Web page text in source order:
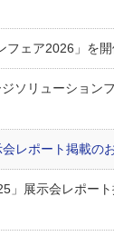
フェア2026」を開
ソリューション
レポート掲載の
」展示会レポー